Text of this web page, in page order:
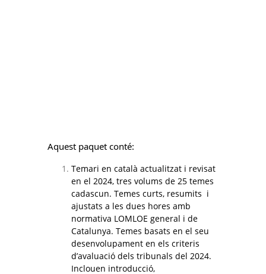
Aquest paquet conté:
Temari en català actualitzat i revisat
en el 2024, tres volums de 25 temes
cadascun. Temes curts, resumits i
ajustats a les dues hores amb
normativa LOMLOE general i de
Catalunya. Temes basats en el seu
desenvolupament en els criteris
d’avaluació dels tribunals del 2024.
Inclouen introducció,